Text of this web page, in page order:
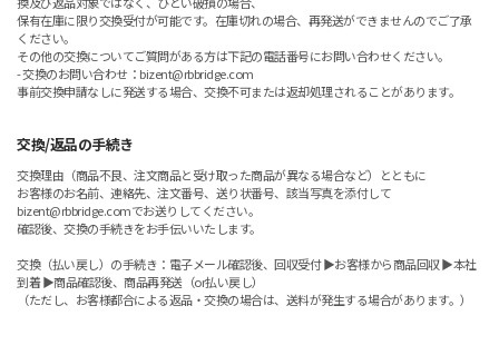
保有在庫に限り交換受付が可能です。在庫切れの場合、再発送ができませんのでご了承
ください。
その他の交換についてご質問がある方は下記の電話番号にお問い合わせください。
- 交換のお問い合わせ：bizent@rbbridge.com
事前交換申請なしに発送する場合、交換不可または返却処理されることがあります。
交換/返品の手続き
交換理由（商品不良、注文商品と受け取った商品が異なる場合など）とともに
お客様のお名前、連絡先、注文番号、送り状番号、該当写真を添付して
bizent@rbbridge.comでお送りしてください。
確認後、交換の手続きをお手伝いいたします。
交換（払い戻し）の手続き：電子メール確認後、回収受付 ▶お客様から商品回収 ▶本社
到着 ▶商品確認後、商品再発送（or払い戻し）
（ただし、お客様都合による返品・交換の場合は、送料が発生する場合があります。）